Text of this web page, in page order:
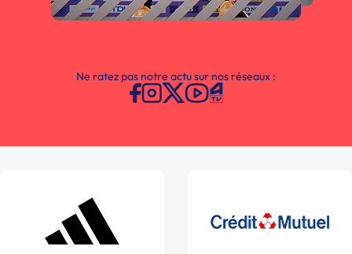
Ne ratez pas notre actu sur nos réseaux :